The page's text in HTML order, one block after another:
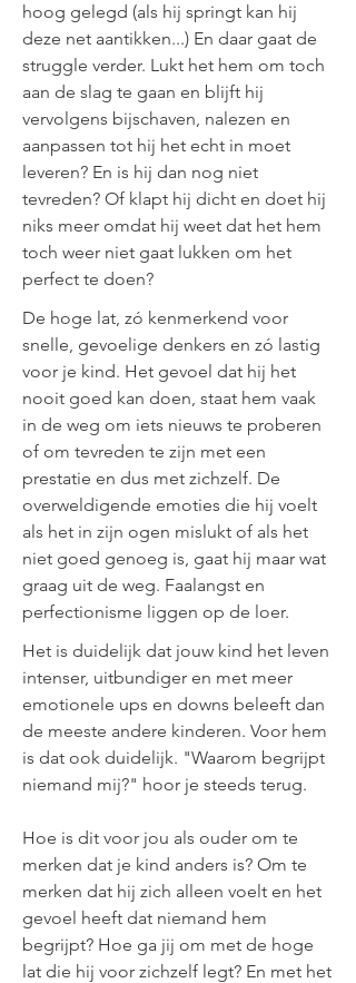
hoog gelegd (als hij springt kan hij
deze net aantikken...) En daar gaat de
struggle verder. Lukt het hem om toch
aan de slag te gaan en blijft hij
vervolgens bijschaven, nalezen en
aanpassen tot hij het echt in moet
leveren? En is hij dan nog niet
tevreden? Of klapt hij dicht en doet hij
niks meer omdat hij weet dat het hem
toch weer niet gaat lukken om het
perfect te doen?
De hoge lat, zó kenmerkend voor
snelle, gevoelige denkers en zó lastig
voor je kind. Het gevoel dat hij het
nooit goed kan doen, staat hem vaak
in de weg om iets nieuws te proberen
of om tevreden te zijn met een
prestatie en dus met zichzelf. De
overweldigende emoties die hij voelt
als het in zijn ogen mislukt of als het
niet goed genoeg is, gaat hij maar wat
graag uit de weg. Faalangst en
perfectionisme liggen op de loer.
Het is duidelijk dat jouw kind het leven
intenser, uitbundiger en met meer
emotionele ups en downs beleeft dan
de meeste andere kinderen. Voor hem
is dat ook duidelijk. "Waarom begrijpt
niemand mij?" hoor je steeds terug.
Hoe is dit voor jou als ouder om te
merken dat je kind anders is? Om te
merken dat hij zich alleen voelt en het
gevoel heeft dat niemand hem
begrijpt? Hoe ga jij om met de hoge
lat die hij voor zichzelf legt? En met het